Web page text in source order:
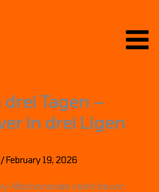
Tagen –
in drei Ligen
/February 19, 2026
Wochenende steht bevor: